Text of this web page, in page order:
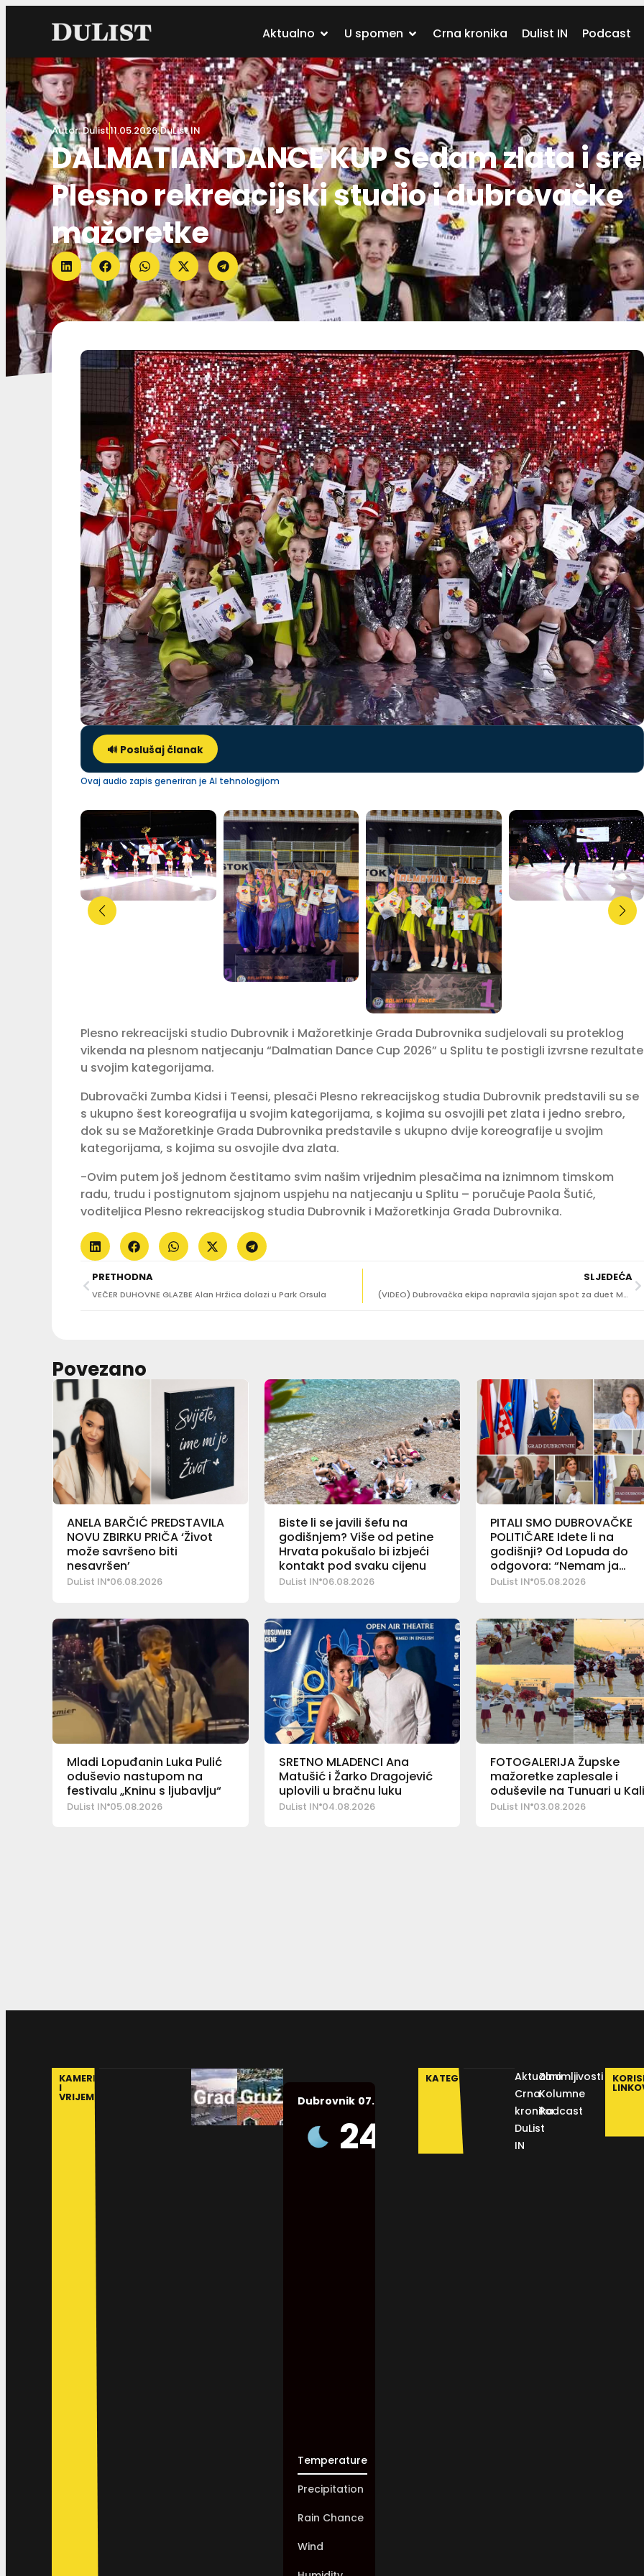
Aktualno U spomen Crna kronika Dulist IN Podcast
Autor:Dulist11.05.2026.DuList IN
DALMATIAN DANCE KUP Sedam zlata i
Plesno rekreacijski studio i dubrovačke
mažoretke
🔊 Poslušaj članak
Ovaj audio zapis generiran je AI tehnologijom
Plesno rekreacijski studio Dubrovnik i Mažoretkinje Grada Dubrovnika sudjelovali su proteklog
vikenda na plesnom natjecanju “Dalmatian Dance Cup 2026” u Splitu te postigli izvrsne rezultate
u svojim kategorijama.
Dubrovački Zumba Kidsi i Teensi, plesači Plesno rekreacijskog studia Dubrovnik predstavili su se
s ukupno šest koreografija u svojim kategorijama, s kojima su osvojili pet zlata i jedno srebro,
dok su se Mažoretkinje Grada Dubrovnika predstavile s ukupno dvije koreografije u svojim
kategorijama, s kojima su osvojile dva zlata.
-Ovim putem još jednom čestitamo svim našim vrijednim plesačima na iznimnom timskom
radu, trudu i postignutom sjajnom uspjehu na natjecanju u Splitu – poručuje Paola Šutić,
voditeljica Plesno rekreacijskog studia Dubrovnik i Mažoretkinja Grada Dubrovnika.
PRETHODNA
VEČER DUHOVNE GLAZBE Alan Hržica dolazi u Park Orsula
SLJEDEĆA
(VIDEO) Dubrovačka ekipa napravila sjajan spot za duet Marka Tolje i Olivera Dragojevića!
Povezano
ANELA BARČIĆ PREDSTAVILA
NOVU ZBIRKU PRIČA ‘Život
može savršeno biti
nesavršen’
DuList IN 06.08.2026
Biste li se javili šefu na
godišnjem? Više od petine
Hrvata pokušalo bi izbjeći
kontakt pod svaku cijenu
DuList IN 06.08.2026
PITALI SMO DUBROVAČKE
POLITIČARE Idete li na
godišnji? Od Lopuda do
odgovora: “Nemam ja
godišnjeg”
DuList IN 05.08.2026
Mladi Lopuđanin Luka Pulić
oduševio nastupom na
festivalu „Kninu s ljubavlju“
DuList IN 05.08.2026
SRETNO MLADENCI Ana
Matušić i Žarko Dragojević
uplovili u bračnu luku
DuList IN 04.08.2026
FOTOGALERIJA Župske
mažoretke zaplesale i
oduševile na Tunuari u
DuList IN 03.08.2026
KAMERE
I
VRIJEME Dubrovnik 07.08.2026.
24
Humidity:
Temperature
Precipitation
Rain Chance
Wind
KATEGORIJE
Aktualno
Crna
kronika
DuList
IN
Zanimljivosti
Kolumne
Podcast